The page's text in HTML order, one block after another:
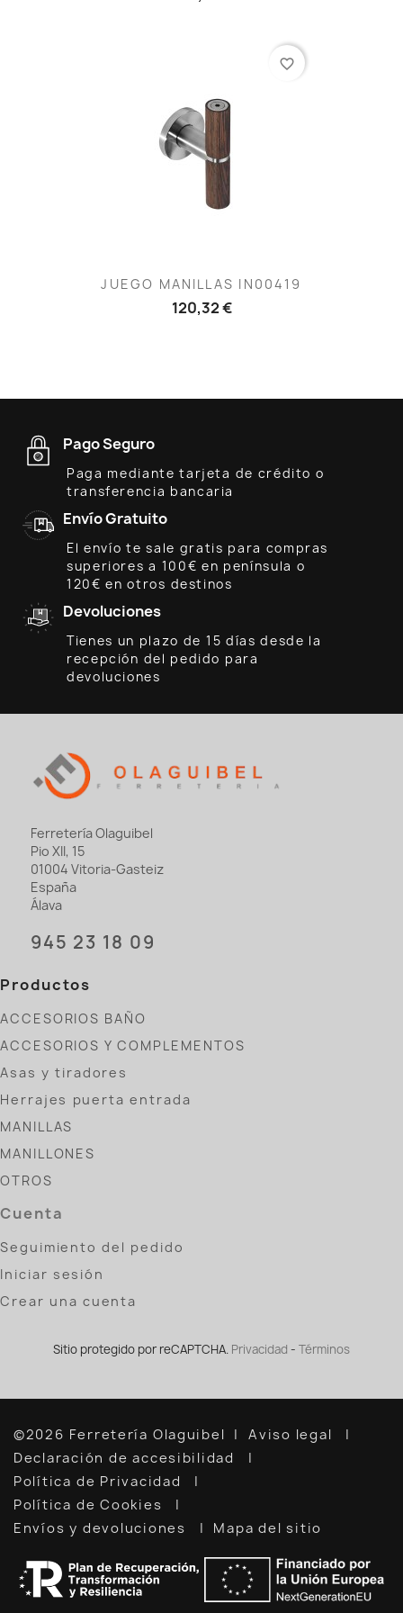
JUEGO MANILLAS IN00419
120,32 €
favorite_border
Pago Seguro
Paga mediante tarjeta de crédito o
transferencia bancaria
Envío Gratuito
El envío te sale gratis para compras
superiores a 100€ en península o
120€ en otros destinos
Devoluciones
Tienes un plazo de 15 días desde la
recepción del pedido para
devoluciones
Ferretería Olaguibel
Pio XII, 15
01004 Vitoria-Gasteiz
España
Álava
945 23 18 09
Productos
ACCESORIOS BAÑO
ACCESORIOS Y COMPLEMENTOS
Asas y tiradores
Herrajes puerta entrada
MANILLAS
MANILLONES
OTROS
Cuenta
Seguimiento del pedido
Iniciar sesión
Crear una cuenta
Sitio protegido por reCAPTCHA. Privacidad - Términos
©2026 Ferretería Olaguibel
Aviso legal
Declaración de accesibilidad
Política de Privacidad
Política de Cookies
Envíos y devoluciones
Mapa del sitio